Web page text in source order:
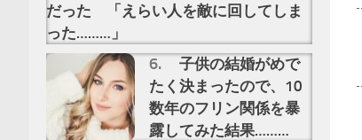
だった 「えらい人を敵に回してしま
った………」
子供の結婚がめで
たく決まったので、10
数年のフリン関係を暴
露してみた結果………